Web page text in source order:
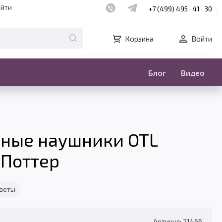
Наш whatsapp
Наш telegram
+7 (499) 495 · 41 · 30
Корзина Войти
Блог Видео
наушники OTL